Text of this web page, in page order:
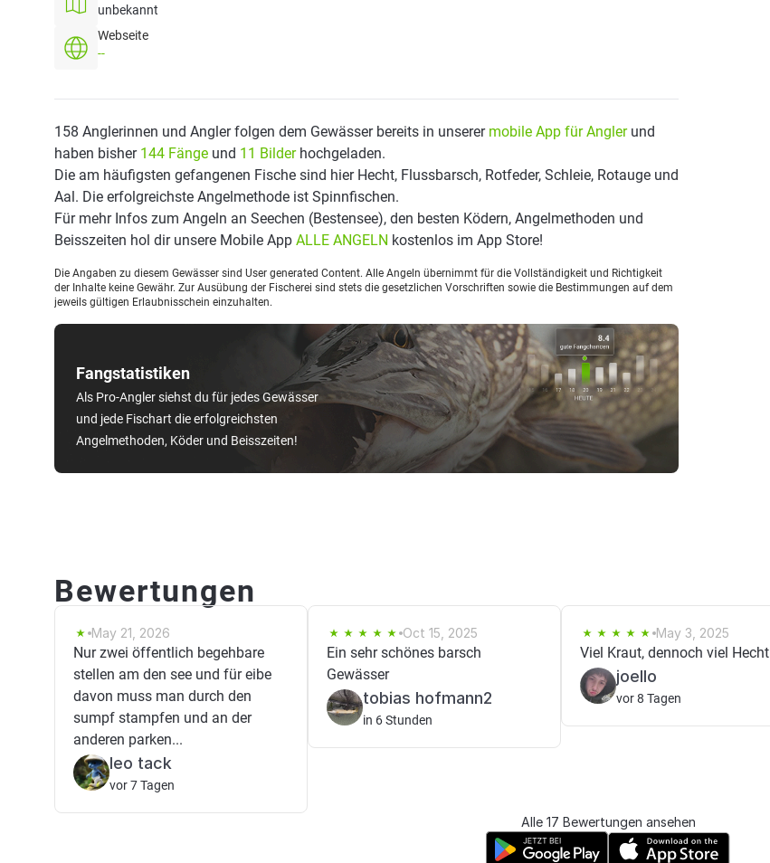
unbekannt
Webseite
--
Fangstatistiken
Als Pro-Angler siehst du für jedes Gewässer
und jede Fischart die erfolgreichsten
Angelmethoden, Köder und Beisszeiten!
158 Anglerinnen und Angler folgen dem Gewässer bereits in unserer mobile App für Anglerund
haben bisher 144 Fänge und 11 Bilderhochgeladen.
Die am häufigsten gefangenen Fische sind hier Hecht, Flussbarsch, Rotfeder, Schleie, Rotauge und
Aal. Die erfolgreichste Angelmethode ist Spinnfischen.
Für mehr Infos zum Angeln an Seechen (Bestensee), den besten Ködern, Angelmethoden und
Beisszeiten hol dir unsere Mobile App ALLE ANGELN kostenlos im App Store!
Die Angaben zu diesem Gewässer sind User generated Content. Alle Angeln übernimmt für die Vollständigkeit und Richtigkeit
der Inhalte keine Gewähr. Zur Ausübung der Fischerei sind stets die gesetzlichen Vorschriften sowie die Bestimmungen auf dem
jeweils gültigen Erlaubnisschein einzuhalten.
Bewertungen
May 21, 2026
Nur zwei öffentlich begehbare
stellen am den see und für eibe
davon muss man durch den
sumpf stampfen und an der
anderen parken...
leo tack
vor 7 Tagen
Oct 15, 2025
Ein sehr schönes barsch
Gewässer
tobias hofmann2
in 6 Stunden
May 3, 2025
Viel Kraut, dennoch viel Hecht
joello
vor 8 Tagen
Alle 17 Bewertungen ansehen